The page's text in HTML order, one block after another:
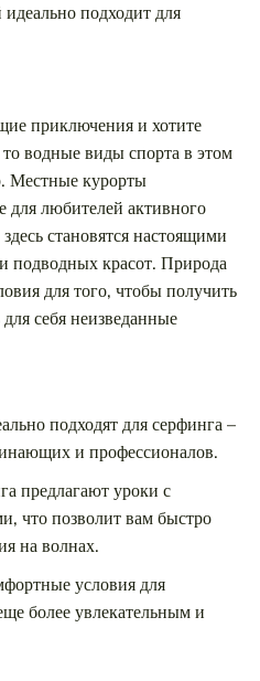
подходит для
приключения и хотите
водные виды спорта в этом
Местные курорты
для любителей активного
становятся настоящими
подводных красот. Природа
для того, чтобы получить
себя неизведанные
подходят для серфинга –
и профессионалов.
предлагают уроки с
что позволит вам быстро
на волнах.
условия для
более увлекательным и